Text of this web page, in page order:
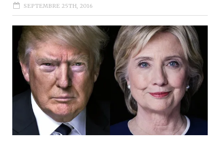
SEPTEMBRE 25TH, 2016